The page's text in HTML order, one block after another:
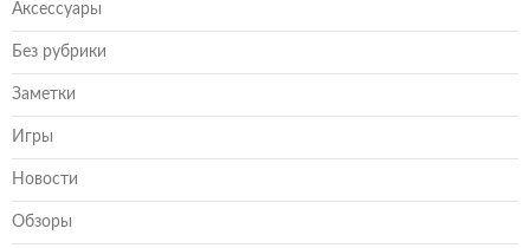
Аксессуары
Без рубрики
Заметки
Игры
Новости
Обзоры